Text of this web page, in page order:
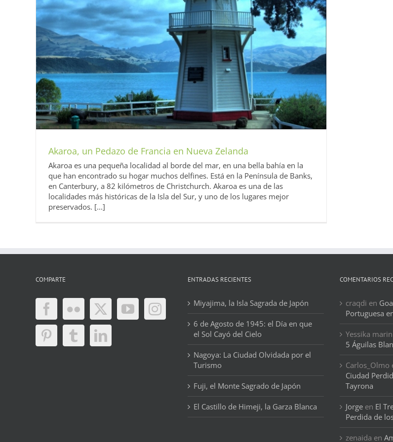
Akaroa, un Pedazo de Francia en Nueva Zelanda
Akaroa es una pequeña localidad al borde del mar, en una bella bahía en la
que han encontrado su hogar muchos delfines. Está en la Península de Banks,
en Canterbury, a 82 kilómetros de Christchurch. Akaroa es una de las
localidades más históricas de la Isla del Sur, y uno de los lugares mejor
preservados. [...]
COMPARTE ENTRADAS RECIENTES
Miyajima, la Isla Sagrada de Japón
6 de Agosto de 1945: el Día en que
el Sol Cayó del Cielo
Nagoya: La Ciudad Olvidada por el
Turismo
Fuji, el Monte Sagrado de Japón
El Castillo de Himeji, la Garza Blanca
COMENTARIOS
craqdi en
Portuguesa
Yessika marin
5 Águilas
Carlos_Olmo
Ciudad
Tayrona
Jorge en El
Perdida de
zenaida en